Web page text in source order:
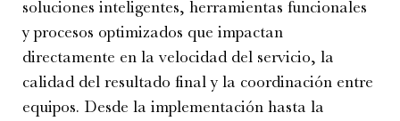
soluciones inteligentes, herramientas funcionales
y procesos optimizados que impactan
directamente en la velocidad del servicio, la
calidad del resultado final y la coordinación entre
equipos. Desde la implementación hasta la